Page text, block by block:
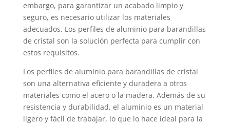
embargo, para garantizar un acabado limpio y
seguro, es necesario utilizar los materiales
adecuados. Los perfiles de aluminio para barandillas
de cristal son la solución perfecta para cumplir con
estos requisitos.
Los perfiles de aluminio para barandillas de cristal
son una alternativa eficiente y duradera a otros
materiales como el acero o la madera. Además de su
resistencia y durabilidad, el aluminio es un material
ligero y fácil de trabajar, lo que lo hace ideal para la